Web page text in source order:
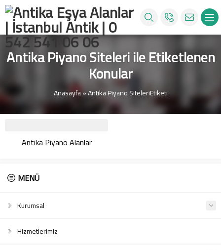
Antika Piyano Siteleri ile Etiketlenen
Konular
Anasayfa»Antika Piyano SiteleriEtiketi
Antika Piyano Alanlar
MENÜ
Kurumsal
Hizmetlerimiz